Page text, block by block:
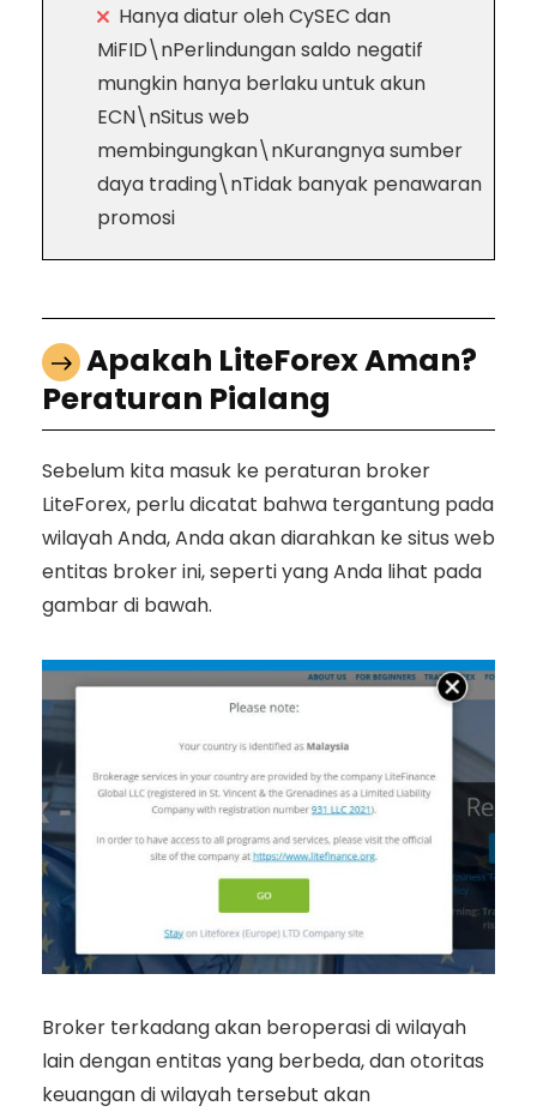
Hanya diatur oleh CySEC dan
MiFID\nPerlindungan saldo negatif
mungkin hanya berlaku untuk akun
ECN\nSitus web
membingungkan\nKurangnya sumber
daya trading\nTidak banyak penawaran
promosi
Apakah LiteForex Aman?
Peraturan Pialang
Sebelum kita masuk ke peraturan broker
LiteForex, perlu dicatat bahwa tergantung pada
wilayah Anda, Anda akan diarahkan ke situs web
entitas broker ini, seperti yang Anda lihat pada
gambar di bawah.
Broker terkadang akan beroperasi di wilayah
lain dengan entitas yang berbeda, dan otoritas
keuangan di wilayah tersebut akan